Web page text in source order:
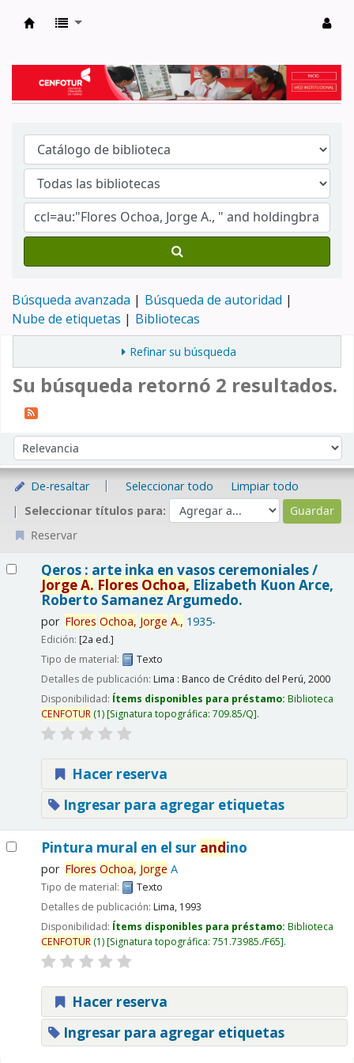
Búsqueda avanzada
Búsqueda de autoridad
Nube de etiquetas
Bibliotecas
Refinar su búsqueda
Su búsqueda retornó 2 resultados.
Ordenar por:
De-resaltar Seleccionar todo
Limpiar todo
Seleccionar títulos para:
Reservar
Qeros : arte inka en vasos ceremoniales /
JorgeA. Flores Ochoa, Elizabeth Kuon Arce,
Roberto Samanez Argumedo.
por Flores Ochoa, Jorge A., 1935-
Edición: [2a ed.]
Tipo de material:
Texto
Detalles de publicación: Lima : Banco de Crédito del Perú,2000
Disponibilidad: Ítems disponibles para préstamo: Biblioteca
CENFOTUR(1) Signatura topográfica: 709.85/Q .
Hacer reserva
Ingresar para agregar etiquetas
Pintura mural en el sur andino
por Flores Ochoa, Jorge A
Tipo de material:
Texto
Detalles de publicación: Lima, 1993
Disponibilidad: Ítems disponibles para préstamo: Biblioteca
CENFOTUR(1) Signatura topográfica: 751.73985./F65 .
Hacer reserva
Ingresar para agregar etiquetas